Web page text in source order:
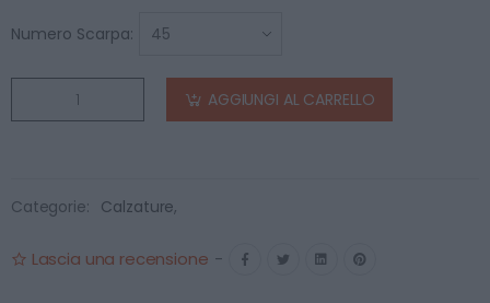
Numero Scarpa:
AGGIUNGI AL CARRELLO
Categorie: Calzature,
Lascia una recensione -